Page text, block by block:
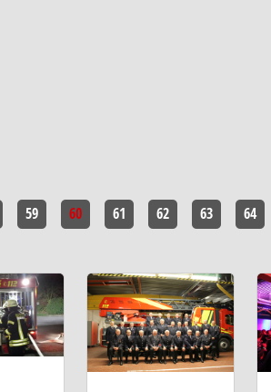
59 60 61 62 63 64